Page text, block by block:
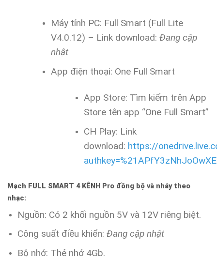
Máy tính PC: Full Smart (Full Lite
V4.0.12) – Link download: Đang cập
nhật
App điện thoại: One Full Smart
App Store: Tìm kiếm trên App
Store tên app “One Full Smart”
CH Play: Link
download: https://
Mạch FULL SMART 4 KÊNH Pro đồng bộ và nháy theo
nhạc:
Nguồn: Có 2 khối nguồn 5V và 12V riêng biệt.
Công suất điều khiển: Đang cập nhật
Bộ nhớ: Thẻ nhớ 4Gb.